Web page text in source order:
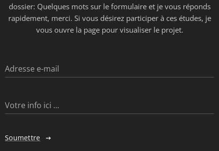
dossier: Quelques mots sur le formulaire et je vous réponds
rapidement, merci. Si vous désirez participer à ces études, je
vous ouvre la page pour visualiser le projet.
Adresse e-mail
Votre info ici ...
Soumettre